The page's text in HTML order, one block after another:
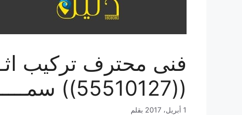
فنى محترف تركيب
((55510127)) سمــــــا الكويت خدمه 24
1 أبريل، 2017 بقلم